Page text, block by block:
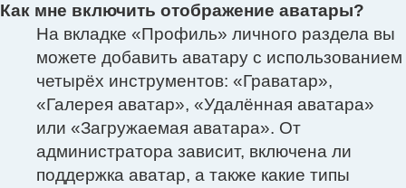
Как мне включить отображение аватары?
На вкладке «Профиль» личного раздела вы
можете добавить аватару с использованием
четырёх инструментов: «Граватар»,
«Галерея аватар», «Удалённая аватара»
или «Загружаемая аватара». От
администратора зависит, включена ли
поддержка аватар, а также какие типы